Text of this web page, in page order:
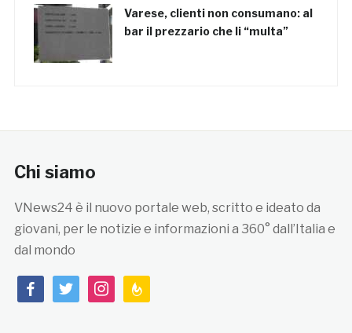
Varese, clienti non consumano: al
bar il prezzario che li “multa”
Chi siamo
VNews24 è il nuovo portale web, scritto e ideato da
giovani, per le notizie e informazioni a 360° dall’Italia e
dal mondo
facebooktwitterinstagramfeedburner